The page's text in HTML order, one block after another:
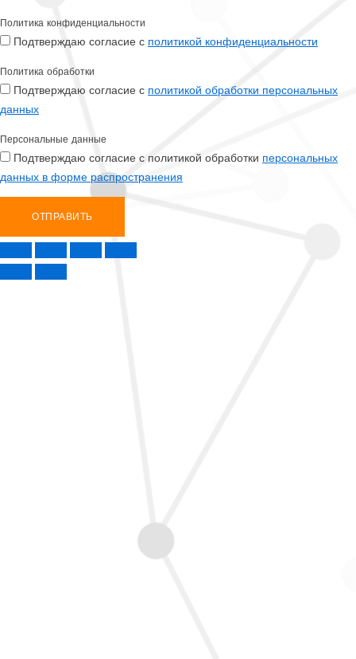
Политика конфиденциальности
Подтверждаю согласие с политикой конфиденциальности
Политика обработки
Подтверждаю согласие с политикой обработки персональных
данных
Персональные данные
Подтверждаю согласие с политикой обработки персональных
данных в форме распространения
ОТПРАВИТЬ